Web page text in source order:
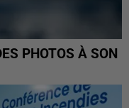
PHOTOS À SON